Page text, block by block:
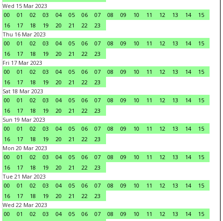
Wed 15 Mar 2023
00
01 02 03 04 05 06 07 08 09 10 11 12 13 14
15
16
17 18 19 20 21 22
23
Thu 16 Mar 2023
00
01 02 03 04 05 06 07 08 09 10 11 12 13 14
15
16
17 18 19 20 21 22
23
Fri 17 Mar 2023
00
01 02 03 04 05 06 07 08 09 10 11 12 13 14
15
16
17 18 19 20 21 22
23
Sat 18 Mar 2023
00
01 02 03 04 05 06 07 08 09 10 11 12 13 14
15
16
17 18 19 20 21 22
23
Sun 19 Mar 2023
00
01 02 03 04 05 06 07 08 09 10 11 12 13 14
15
16
17 18 19 20 21 22
23
Mon 20 Mar 2023
00
01 02 03 04 05 06 07 08 09 10 11 12 13 14
15
16
17 18 19 20 21 22
23
Tue 21 Mar 2023
00
01 02 03 04 05 06 07 08 09 10 11 12 13 14
15
16
17 18 19 20 21 22
23
Wed 22 Mar 2023
00
01 02 03 04 05 06 07 08 09 10 11 12 13 14
15